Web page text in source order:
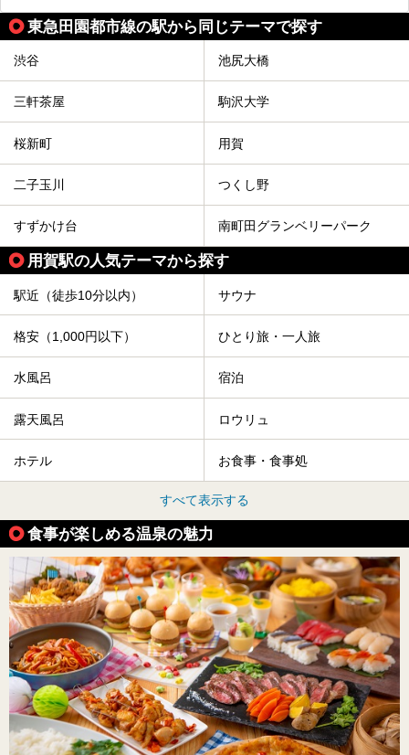
東急田園都市線の駅から同じテーマで探す
渋谷 池尻大橋
三軒茶屋 駒沢大学
桜新町 用賀
二子玉川 つくし野
すずかけ台 南町田グランベリーパーク
用賀駅の人気テーマから探す
駅近（徒歩10分以内） サウナ
格安（1,000円以下） ひとり旅・一人旅
水風呂 宿泊
露天風呂 ロウリュ
ホテル お食事・食事処
すべて表示する
食事が楽しめる温泉の魅力